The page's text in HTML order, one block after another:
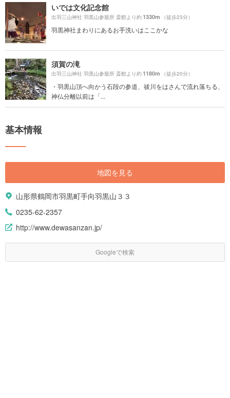
いでは文化記念館
出羽三山神社 羽黒山参籠所 斎館より約1330m （徒歩23分）
羽黒神社まわりにあるお手洗いはここかな
須賀の滝
出羽三山神社 羽黒山参籠所 斎館より約1180m （徒歩20分）
・羽黒山頂へ向かう石段の参道、祓川をはさんで流れ落ちる、
神仏分離以前は「...
基本情報
地図を見る
山形県鶴岡市羽黒町手向羽黒山３３
0235-62-2357
http://www.dewasanzan.jp/
Googleで検索